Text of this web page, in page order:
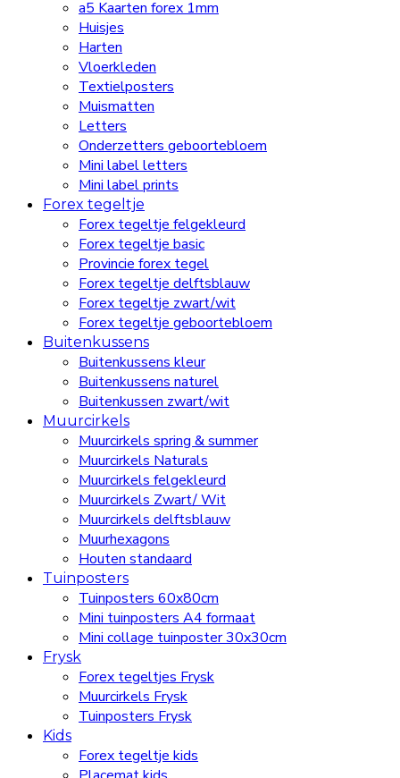
a5 Kaarten forex 1mm
Huisjes
Harten
Vloerkleden
Textielposters
Muismatten
Letters
Onderzetters geboortebloem
Mini label letters
Mini label prints
Forex tegeltje
Forex tegeltje felgekleurd
Forex tegeltje basic
Provincie forex tegel
Forex tegeltje delftsblauw
Forex tegeltje zwart/wit
Forex tegeltje geboortebloem
Buitenkussens
Buitenkussens kleur
Buitenkussens naturel
Buitenkussen zwart/wit
Muurcirkels
Muurcirkels spring & summer
Muurcirkels Naturals
Muurcirkels felgekleurd
Muurcirkels Zwart/ Wit
Muurcirkels delftsblauw
Muurhexagons
Houten standaard
Tuinposters
Tuinposters 60x80cm
Mini tuinposters A4 formaat
Mini collage tuinposter 30x30cm
Frysk
Forex tegeltjes Frysk
Muurcirkels Frysk
Tuinposters Frysk
Kids
Forex tegeltje kids